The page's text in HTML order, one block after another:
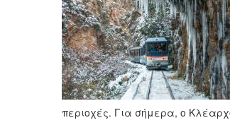
περιοχές. Για σήμερα, ο